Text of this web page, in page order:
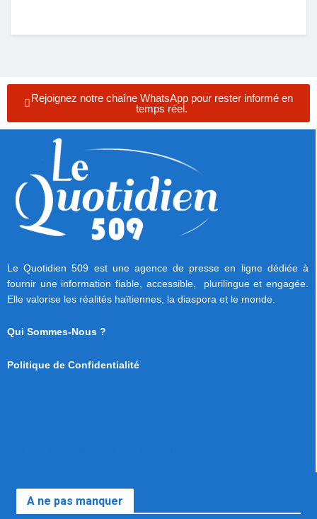
Rejoignez notre chaîne WhatsApp pour rester informé en
temps réel.
Le Quotidien 509 est une agence de presse en ligne dédiée à
fournir une information fiable, accessible, plurilingue et engagée.
Elle valorise les réalités haïtiennes, la diaspora et le monde.
Qui Sommes-Nous ?
Politique de Confidentialité
A ne pas manquer